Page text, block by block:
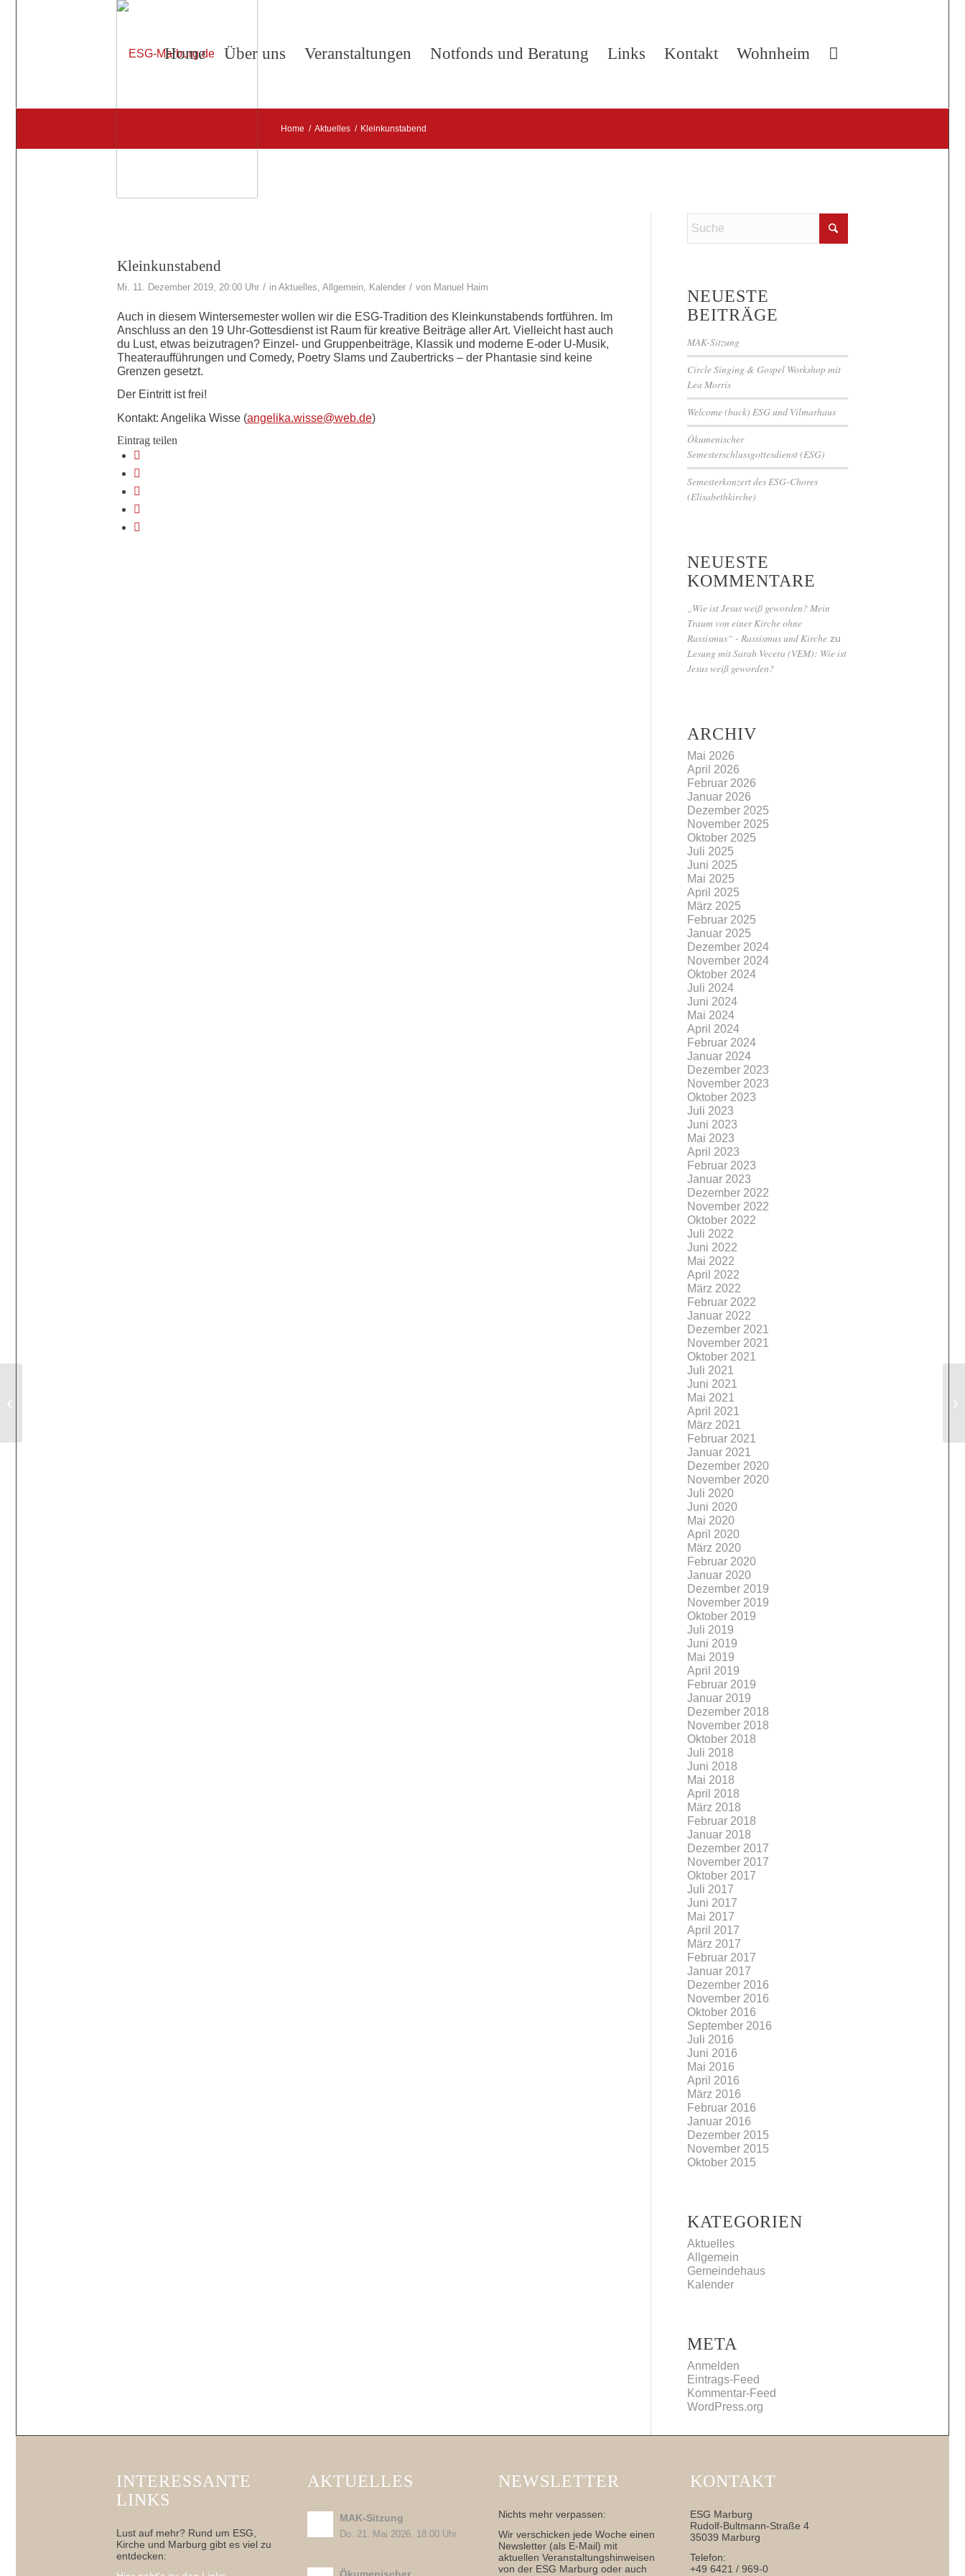
Home Über uns Veranstaltungen Notfonds und Beratung Links Kontakt Wohnheim
Home / Aktuelles / Kleinkunstabend
Kleinkunstabend
Mi. 11. Dezember 2019, 20:00 Uhr / in Aktuelles, Allgemein, Kalender / von Manuel Haim
Auch in diesem Wintersemester wollen wir die ESG-Tradition des Kleinkunstabends fortführen. Im
Anschluss an den 19 Uhr-Gottesdienst ist Raum für kreative Beiträge aller Art. Vielleicht hast auch
du Lust, etwas beizutragen? Einzel- und Gruppenbeiträge, Klassik und moderne E-oder U-Musik,
Theateraufführungen und Comedy, Poetry Slams und Zaubertricks – der Phantasie sind keine
Grenzen gesetzt.
Der Eintritt ist frei!
Kontakt: Angelika Wisse (angelika.wisse@web.de)
Eintrag teilen
NEUESTE
BEITRÄGE
MAK-Sitzung
Circle Singing & Gospel Workshop mit
Lea Morris
Welcome (back) ESG und Vilmarhaus
Ökumenischer
Semesterschlussgottesdienst (ESG)
Semesterkonzert des ESG-Chores
(Elisabethkirche)
NEUESTE
KOMMENTARE
„Wie ist Jesus weiß geworden? Mein
Traum von einer Kirche ohne
Rassismus“ - Rassismus und Kirche zu
Lesung mit Sarah Vecera (VEM): Wie ist
Jesus weiß geworden?
ARCHIV
Mai 2026
April 2026
Februar 2026
Januar 2026
Dezember 2025
November 2025
Oktober 2025
Juli 2025
Juni 2025
Mai 2025
April 2025
März 2025
Februar 2025
Januar 2025
Dezember 2024
November 2024
Oktober 2024
Juli 2024
Juni 2024
Mai 2024
April 2024
Februar 2024
Januar 2024
Dezember 2023
November 2023
Oktober 2023
Juli 2023
Juni 2023
Mai 2023
April 2023
Februar 2023
Januar 2023
Dezember 2022
November 2022
Oktober 2022
Juli 2022
Juni 2022
Mai 2022
April 2022
März 2022
Februar 2022
Januar 2022
Dezember 2021
November 2021
Oktober 2021
Juli 2021
Juni 2021
Mai 2021
April 2021
März 2021
Februar 2021
Januar 2021
Dezember 2020
November 2020
Juli 2020
Juni 2020
Mai 2020
April 2020
März 2020
Februar 2020
Januar 2020
Dezember 2019
November 2019
Oktober 2019
Juli 2019
Juni 2019
Mai 2019
April 2019
Februar 2019
Januar 2019
Dezember 2018
November 2018
Oktober 2018
Juli 2018
Juni 2018
Mai 2018
April 2018
März 2018
Februar 2018
Januar 2018
Dezember 2017
November 2017
Oktober 2017
Juli 2017
Juni 2017
Mai 2017
April 2017
März 2017
Februar 2017
Januar 2017
Dezember 2016
November 2016
Oktober 2016
September 2016
Juli 2016
Juni 2016
Mai 2016
April 2016
März 2016
Februar 2016
Januar 2016
Dezember 2015
November 2015
Oktober 2015
KATEGORIEN
Aktuelles
Allgemein
Gemeindehaus
Kalender
META
Anmelden
Eintrags-Feed
Kommentar-Feed
WordPress.org
INTERESSANTE
LINKS
Lust auf mehr? Rund um ESG,
Kirche und Marburg gibt es viel zu
entdecken:
AKTUELLES
MAK-Sitzung
Do. 21. Mai 2026, 18:00 Uhr
NEWSLETTER
Nichts mehr verpassen:
Wir verschicken jede Woche einen
Newsletter (als E-Mail) mit
aktuellen Veranstaltungshinweisen
von der ESG Marburg oder auch
KONTAKT
ESG Marburg
Rudolf-Bultmann-Straße 4
35039 Marburg
Telefon:
+49 6421 / 969-0